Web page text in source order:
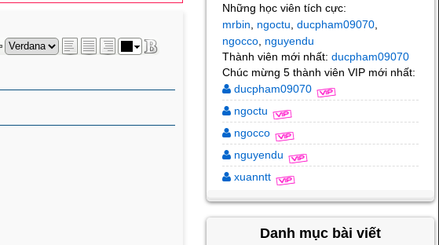
Những học viên tích cực:
mrbin ngoctu ducpham09070,
ngocco, nguyendu
Thành viên mới nhất: ducpham09070
Chúc mừng 5 thành viên VIP mới nhất:
ducpham09070
ngoctu
ngocco
nguyendu
xuanntt
Danh mục bài viết